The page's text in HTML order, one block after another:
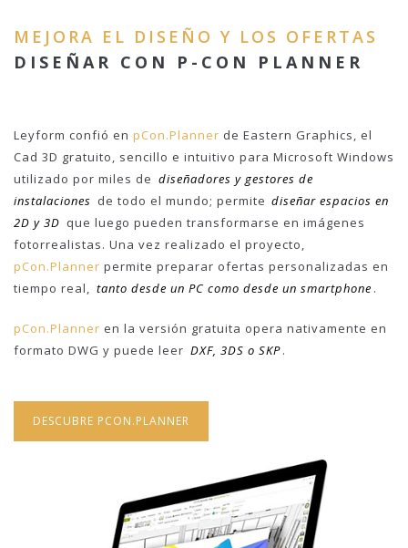
MEJORA EL DISEÑO Y LOS OFERTAS
DISEÑAR CON P-CON PLANNER
Leyform confió en pCon.Planner de Eastern Graphics, el
Cad 3D gratuito, sencillo e intuitivo para Microsoft Windows
utilizado por miles de diseñadores y gestores de
instalaciones de todo el mundo; permite diseñar espacios en
2D y 3D que luego pueden transformarse en imágenes
fotorrealistas. Una vez realizado el proyecto,
pCon.Planner permite preparar ofertas personalizadas en
tiempo real, tanto desde un PC como desde un smartphone .
pCon.Planner en la versión gratuita opera nativamente en
formato DWG y puede leer DXF, 3DS o SKP.
DESCUBRE PCON.PLANNER